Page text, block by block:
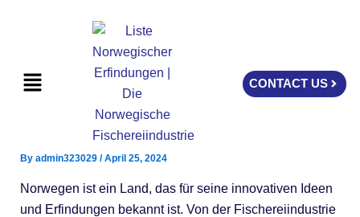
Menu CONTACT US
By admin323029 /April 25, 2024
Norwegen ist ein Land, das für seine innovativen Ideen
und Erfindungen bekannt ist. Von der Fischereiindustrie